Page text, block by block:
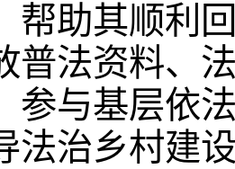
帮助其顺利
普法资料、
参与基层依
法治乡村建